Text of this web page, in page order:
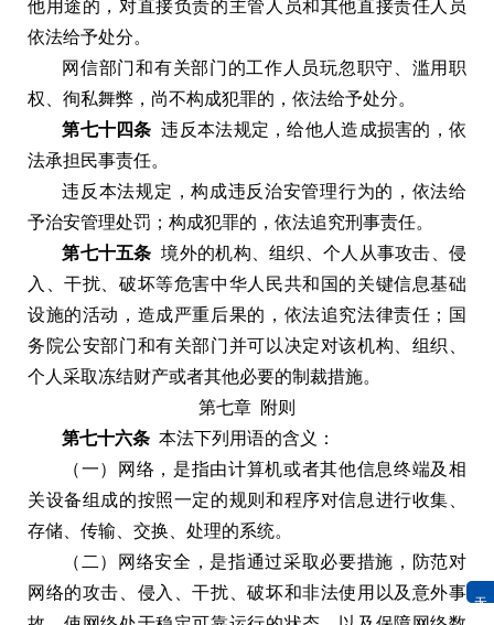
他用途的 ， 对直接负责的主管人员和其他直接责任人员
依法给予处分。
网信部门和有关部门的工作人员玩忽职守
滥用职
权
徇私舞弊 ， 尚不构成犯罪的 ， 依法给予处分。
第七十四条 违反本法规定 ，给他人造成损害的 ，依
法承担民事责任。
违反本法规定 ，构成违反治安管理行为的 ， 依法给
予治安管理处罚 ； 构成犯罪的 ， 依法追究刑事责任。
第七十五条 境外的机构 、组织 个人从事攻击 、侵
入
、干扰 、破坏等危害中华人民共和国的关键信息基础
设施的活动 ， 造成严重后果的 ， 依法追究法律责任 ； 国
务院公安部门和有关部门并可以决定对该机构
组织
个人采取冻结财产或者其他必要的制裁措施。
第七章 附则
第七十六条 本法下列用语的含义 ：
（一） 网络 ， 是指由计算机或者其他信息终端及相
关设备组成的按照一定的规则和程序对信息进行收集
存储
传输 交换 处理的系统。
（ 二 ） 网络安全 ， 是指通过采取必要措施 ， 防范对
网络的攻击
侵入 、干扰 、破坏和非法使用以及意外事 无障碍浏览